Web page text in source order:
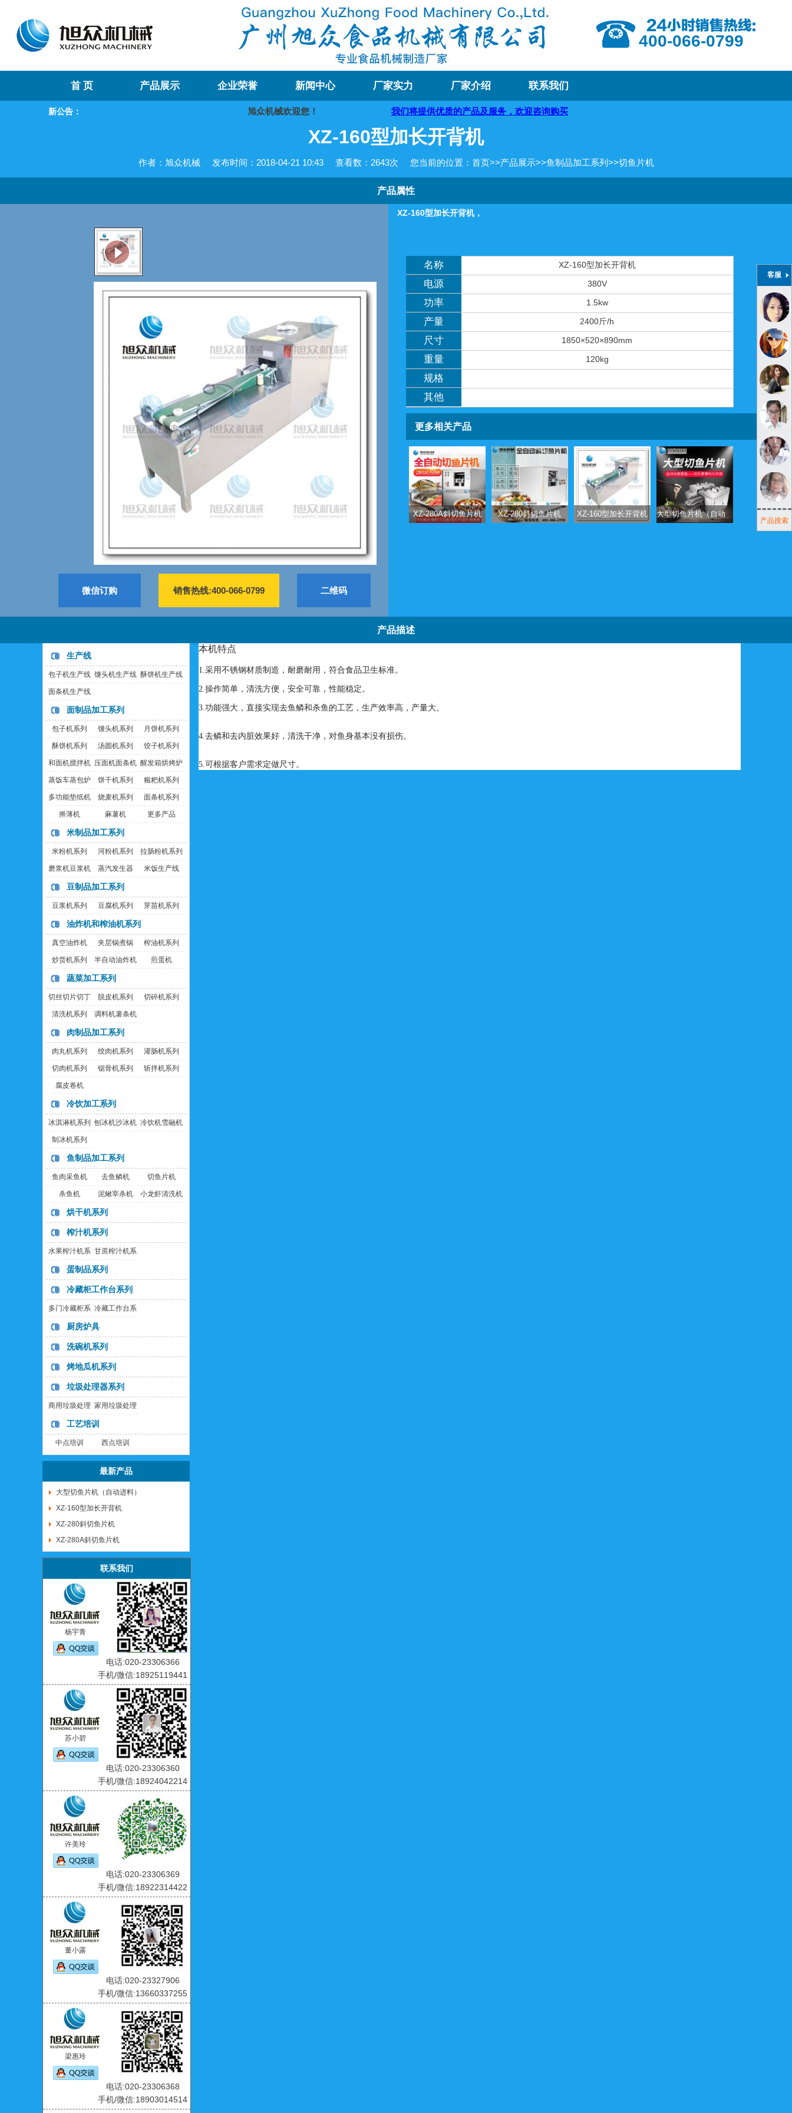
400-066-0799
首 页 产品展示 企业荣誉 新闻中心 厂家实力 厂家介绍 联系我们
新公告： 旭众机械欢迎您！ 我们将提供优质的产品及服务，欢迎咨询购买
XZ-160型加长开背机
作者：旭众机械 发布时间：2018-04-21 10:43 查看数： 2643次 您当前的位置： 首页>>产品展示>>鱼制品加工系列 >>切鱼片机
产品属性
微信订购 销售热线:400-066-0799 二维码
XZ-160型加长开背机，
名称 XZ-160型加长开背机
电源 380V
功率 1.5kw
产量 2400斤/h
尺寸 1850×520×890mm
重量 120kg
规格
其他
更多相关产品
XZ-280A斜切鱼片机 XZ-280斜切鱼片机 XZ-160型加长开背机 大型切鱼片机（自动进料）
产品描述
生产线
包子机生产线 馒头机生产线 酥饼机生产线
面条机生产线
面制品加工系列
包子机系列 馒头机系列 月饼机系列
酥饼机系列 汤圆机系列 饺子机系列
和面机搅拌机 压面机面条机 醒发箱烘烤炉
蒸饭车蒸包炉 饼干机系列 糍粑机系列
多功能垫纸机 烧麦机系列 面条机系列
擀薄机 麻薯机 更多产品
米制品加工系列
米粉机系列 河粉机系列 拉肠粉机系列
磨浆机豆浆机 蒸汽发生器 米饭生产线
豆制品加工系列
豆浆机系列 豆腐机系列 芽苗机系列
油炸机和榨油机系列
真空油炸机 夹层锅煮锅 榨油机系列
炒货机系列 半自动油炸机 煎蛋机
蔬菜加工系列
切丝切片切丁
机
脱皮机系列 切碎机系列
清洗机系列 调料机薯条机
肉制品加工系列
肉丸机系列 绞肉机系列 灌肠机系列
切肉机系列 锯骨机系列 斩拌机系列
腐皮卷机
冷饮加工系列
冰淇淋机系列 刨冰机沙冰机 冷饮机雪融机
制冰机系列
鱼制品加工系列
鱼肉采鱼机 去鱼鳞机 切鱼片机
杀鱼机 泥鳅宰杀机 小龙虾清洗机
烘干机系列
榨汁机系列
水果榨汁机系
列
甘蔗榨汁机系
蛋制品系列
冷藏柜工作台系列
多门冷藏柜系
列
冷藏工作台系
厨房炉具
洗碗机系列
烤地瓜机系列
垃圾处理器系列
商用垃圾处理
器
家用垃圾处理
工艺培训
中点培训 西点培训
最新产品
大型切鱼片机（自动进料）
XZ-160型加长开背机
XZ-280斜切鱼片机
XZ-280A斜切鱼片机
联系我们
杨宇青
电话:020-23306366
手机/微信:18925119441
苏小碧
电话:020-23306360
手机/微信:18924042214
许美玲
电话:020-23306369
手机/微信:18922314422
董小露
电话:020-23327906
手机/微信:13660337255
梁惠玲
电话:020-23306368
手机/微信:18903014514
本机特点
1.采用不锈钢材质制造，耐磨耐用，符合食品卫生标准。
2.操作简单，清洗方便，安全可靠，性能稳定。
3.功能强大，直接实现去鱼鳞和杀鱼的工艺，生产效率高，产量大。
4.去鳞和去内脏效果好，清洗干净，对鱼身基本没有损伤。
5.可根据客户需求定做尺寸。
客服
产品搜索